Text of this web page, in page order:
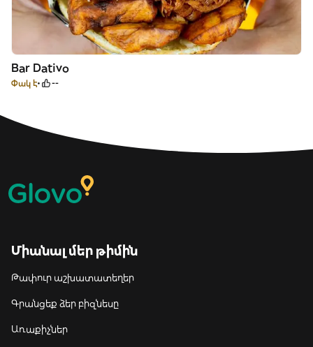
Bar Dativo
Փակ է --
Միանալ մեր թիմին
Թափուր աշխատատեղեր
Գրանցեք ձեր բիզնեսը
Առաքիչներ